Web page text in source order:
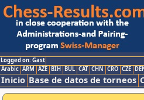
Logged on: Gast
Arabic ARM AZE BIH BUL CAT CHN CRO CZE
Inicio Base de datos de torneos